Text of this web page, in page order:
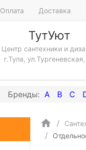
Оплата Доставка
ТутУют
Центр сантехники и
г.Тула,
A B C